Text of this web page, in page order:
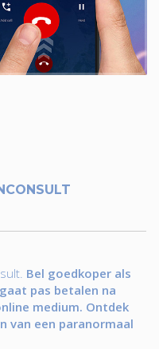
Bel goedkoper als
pas betalen na
medium. Ontdek
van een paranormaal